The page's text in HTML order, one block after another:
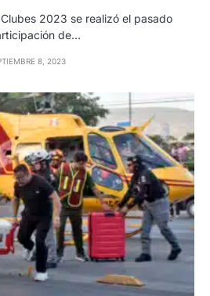
2023 se realizó el pasado
de…
8, 2023